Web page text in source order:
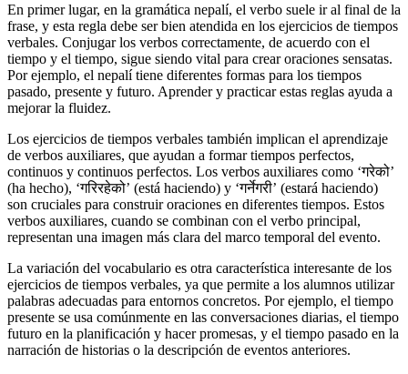
En primer lugar, en la gramática nepalí, el verbo suele ir al final de la
frase, y esta regla debe ser bien atendida en los ejercicios de tiempos
verbales. Conjugar los verbos correctamente, de acuerdo con el
tiempo y el tiempo, sigue siendo vital para crear oraciones sensatas.
Por ejemplo, el nepalí tiene diferentes formas para los tiempos
pasado, presente y futuro. Aprender y practicar estas reglas ayuda a
mejorar la fluidez.
Los ejercicios de tiempos verbales también implican el aprendizaje
de verbos auxiliares, que ayudan a formar tiempos perfectos,
continuos y continuos perfectos. Los verbos auxiliares como ‘गरेको’
(ha hecho), ‘गरिरहेको’ (está haciendo) y ‘गर्नेगरी’ (estará haciendo)
son cruciales para construir oraciones en diferentes tiempos. Estos
verbos auxiliares, cuando se combinan con el verbo principal,
representan una imagen más clara del marco temporal del evento.
La variación del vocabulario es otra característica interesante de los
ejercicios de tiempos verbales, ya que permite a los alumnos utilizar
palabras adecuadas para entornos concretos. Por ejemplo, el tiempo
presente se usa comúnmente en las conversaciones diarias, el tiempo
futuro en la planificación y hacer promesas, y el tiempo pasado en la
narración de historias o la descripción de eventos anteriores.